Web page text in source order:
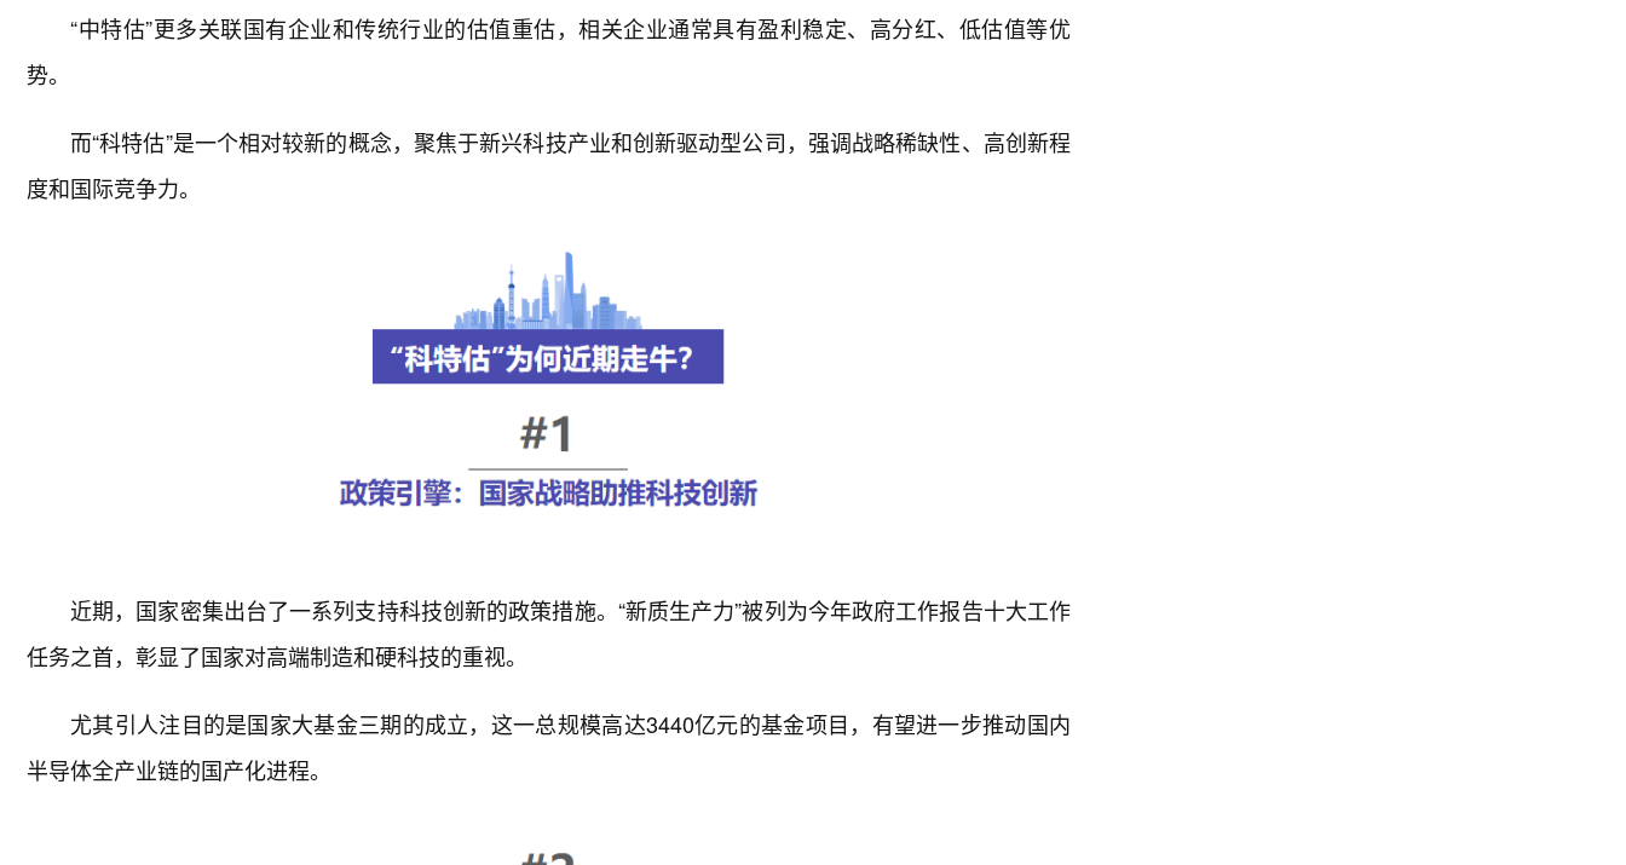
“中特估”更多关联国有企业和传统行业的估值重估，相关企业通常具有盈利稳定、高分红、低估值等优
势。
而“科特估”是一个相对较新的概念，聚焦于新兴科技产业和创新驱动型公司，强调战略稀缺性、高创新程
度和国际竞争力。
近期，国家密集出台了一系列支持科技创新的政策措施。“新质生产力”被列为今年政府工作报告十大工作
任务之首，彰显了国家对高端制造和硬科技的重视。
尤其引人注目的是国家大基金三期的成立，这一总规模高达3440亿元的基金项目，有望进一步推动国内
半导体全产业链的国产化进程。